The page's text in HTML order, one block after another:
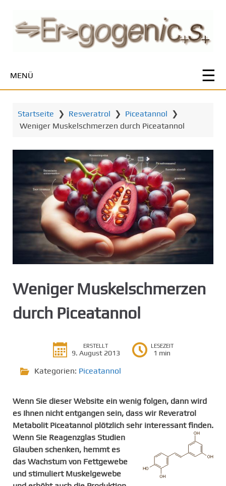
t
MENÜ
Startseite ❯ Resveratrol ❯ Piceatannol ❯
Weniger Muskelschmerzen durch Piceatannol
Weniger Muskelschmerzen
durch Piceatannol
ERSTELLT
9. August 2013
LESEZEIT
1 min
Kategorien: Piceatannol
Wenn Sie dieser Website ein wenig folgen, dann wird
es Ihnen nicht entgangen sein, dass wir Reveratrol
Metabolit Piceatannol plötzlich sehr interessant finden.
Wenn Sie Reagenzglas Studien
Glauben schenken, hemmt es
das Wachstum von Fettgewebe
und stimuliert Muskelgewebe